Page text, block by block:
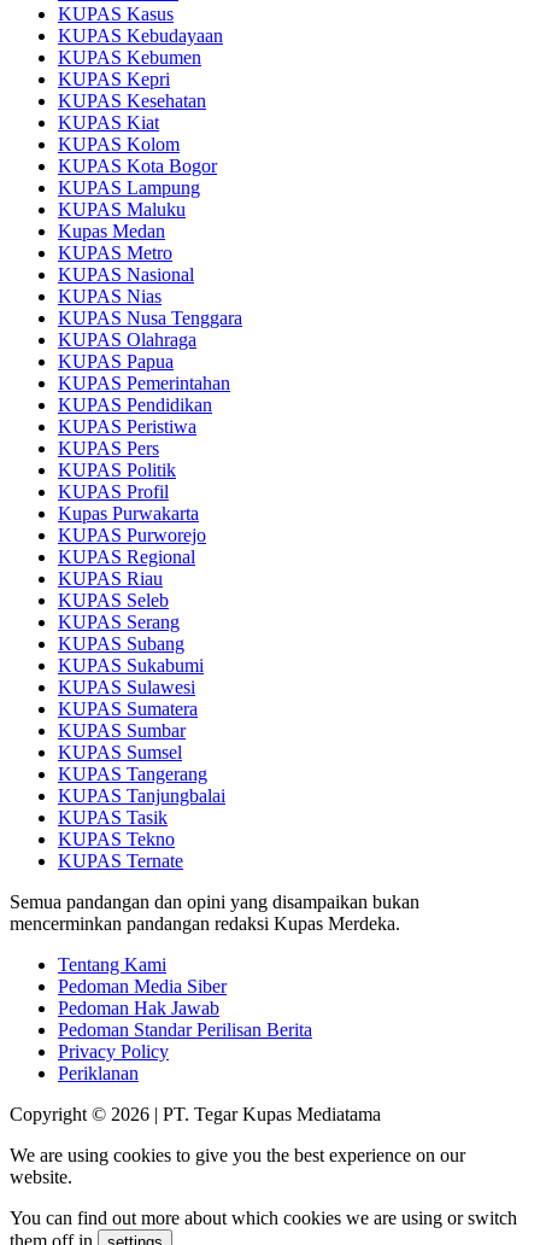
KUPAS Kasus
KUPAS Kebudayaan
KUPAS Kebumen
KUPAS Kepri
KUPAS Kesehatan
KUPAS Kiat
KUPAS Kolom
KUPAS Kota Bogor
KUPAS Lampung
KUPAS Maluku
Kupas Medan
KUPAS Metro
KUPAS Nasional
KUPAS Nias
KUPAS Nusa Tenggara
KUPAS Olahraga
KUPAS Papua
KUPAS Pemerintahan
KUPAS Pendidikan
KUPAS Peristiwa
KUPAS Pers
KUPAS Politik
KUPAS Profil
Kupas Purwakarta
KUPAS Purworejo
KUPAS Regional
KUPAS Riau
KUPAS Seleb
KUPAS Serang
KUPAS Subang
KUPAS Sukabumi
KUPAS Sulawesi
KUPAS Sumatera
KUPAS Sumbar
KUPAS Sumsel
KUPAS Tangerang
KUPAS Tanjungbalai
KUPAS Tasik
KUPAS Tekno
KUPAS Ternate
Semua pandangan dan opini yang disampaikan bukan
mencerminkan pandangan redaksi Kupas Merdeka.
Tentang Kami
Pedoman Media Siber
Pedoman Hak Jawab
Pedoman Standar Perilisan Berita
Privacy Policy
Periklanan
Copyright © 2026 | PT. Tegar Kupas Mediatama
We are using cookies to give you the best experience on our
website.
You can find out more about which cookies we are using or switch
them off in
.